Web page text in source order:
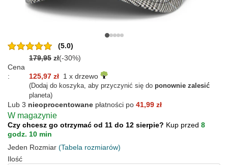
(5.0)
179,95 zł(-30%)
Cena
:
125,97 zł 1 x drzewo
(Dodaj do koszyka, aby przyczynić się do ponownie zalesić
planeta)
Lub 3 nieoprocentowane płatności po 41,99 zł
W magazynie
Czy chcesz go otrzymać od 11 do 12 sierpie? Kup przed 8
godz. 10 min
Jeden Rozmiar (Tabela rozmiarów)
Ilość